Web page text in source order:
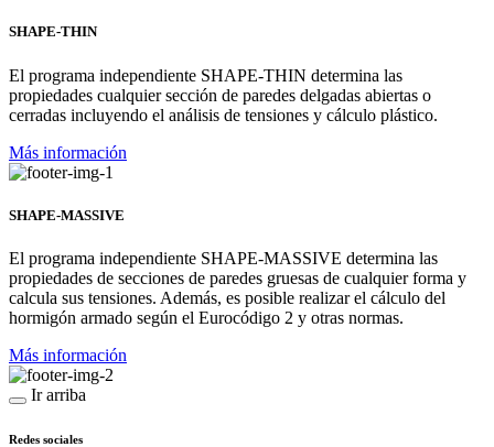
SHAPE-THIN
El programa independiente SHAPE-THIN determina las
propiedades cualquier sección de paredes delgadas abiertas o
cerradas incluyendo el análisis de tensiones y cálculo plástico.
Más información
SHAPE-MASSIVE
El programa independiente SHAPE-MASSIVE determina las
propiedades de secciones de paredes gruesas de cualquier forma y
calcula sus tensiones. Además, es posible realizar el cálculo del
hormigón armado según el Eurocódigo 2 y otras normas.
Más información
Ir arriba
Redes sociales